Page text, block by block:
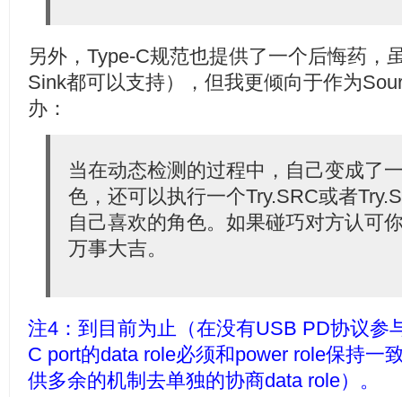
另外，Type-C规范也提供了一个后悔药，
Sink都可以支持），但我更倾向于作为
办：
当在动态检测的过程中，自己变成了
色，还可以执行一个Try.SRC或者
自己喜欢的角色。如果碰巧对方认可
万事大吉。
注4：到目前为止（在没有USB PD协议参
C port的data role必须和power role保持一
供多余的机制去单独的协商data role）。